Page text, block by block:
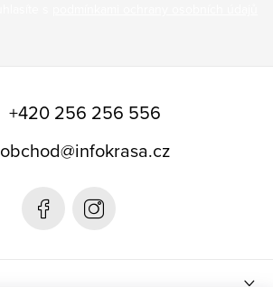
+420 256 256 556
obchod@infokrasa.cz